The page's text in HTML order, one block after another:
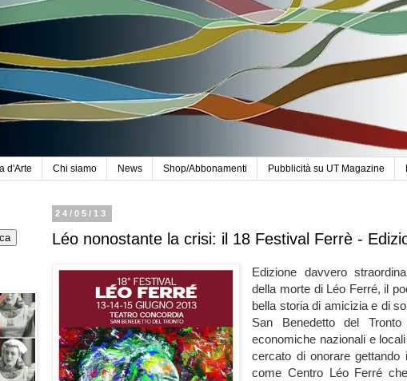
d'Arte Chi siamo News Shop/Abbonamenti Pubblicità su UT Magazine
24/05/13
Léo nonostante la crisi: il 18 Festival Ferrè -
Edizione davvero
della morte di Léo Ferré, il
bella storia di amicizia e di
San Benedetto del Tronto
economiche nazionali e
cercato di onorare gettando
comeCentro Léo Ferré